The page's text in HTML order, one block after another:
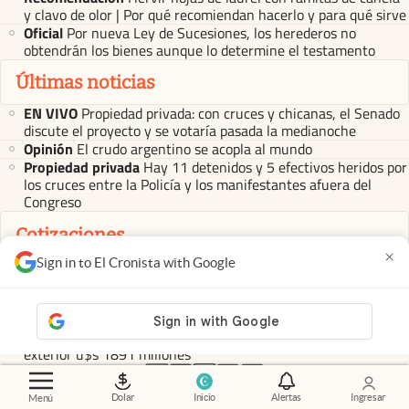
Menú Dolar Inicio Alertas Ingresar
Sign in to El Cronista with Google ×
y clavo de olor | Por qué recomiendan hacerlo y para qué sirve
Oficial Por nueva Ley de Sucesiones, los herederos no
obtendrán los bienes aunque lo determine el testamento
Últimas noticias
EN VIVO Propiedad privada: con cruces y chicanas, el Senado
discute el proyecto y se votaría pasada la medianoche
Opinión El crudo argentino se acopla al mundo
Propiedad privada Hay 11 detenidos y 5 efectivos heridos por
los cruces entre la Policía y los manifestantes afuera del
Congreso
Cotizaciones
Mercado Precio del DÓLAR HOY: así cerró la cotización de
MercadosDólar hoy y dólar blue hoy: cuál es la cotización del
jueves 6 de agosto minuto a minuto
Presión cambiariaRécord de utilidades: empresas giraron al
exterior u$s 1891 millones
abre en nueva pestaña
abre en nueva pestaña
abre en nueva pestaña
abre en nueva pestaña
abre en nueva pestaña